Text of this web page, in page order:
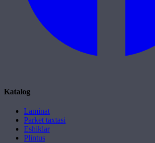
Katalog
Laminat
Parket taxtasi
Eshiklar
Plintus